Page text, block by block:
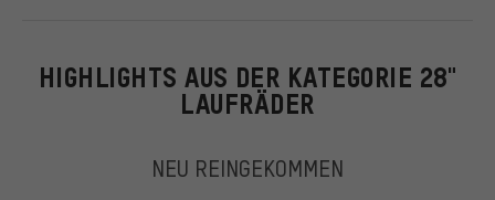
HIGHLIGHTS AUS DER KATEGORIE 28"
LAUFRÄDER
NEU REINGEKOMMEN